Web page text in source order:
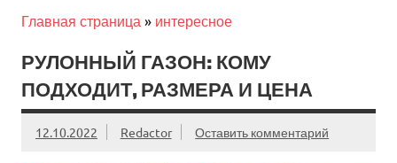
Главная страница » интересное
РУЛОННЫЙ ГАЗОН: КОМУ
ПОДХОДИТ, РАЗМЕРА И ЦЕНА
12.10.2022 Redactor Оставить комментарий